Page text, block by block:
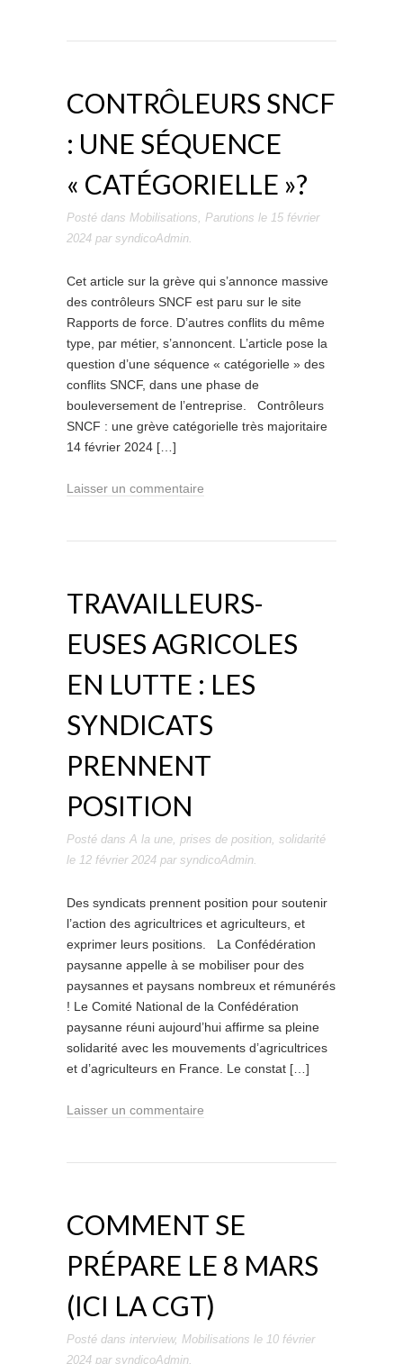
CONTRÔLEURS SNCF
: UNE SÉQUENCE
« CATÉGORIELLE »?
Posté dans Mobilisations, Parutions le 15 février
2024 par syndicoAdmin.
Cet article sur la grève qui s’annonce massive
des contrôleurs SNCF est paru sur le site
Rapports de force. D’autres conflits du même
type, par métier, s’annoncent. L’article pose la
question d’une séquence « catégorielle » des
conflits SNCF, dans une phase de
bouleversement de l’entreprise. Contrôleurs
SNCF : une grève catégorielle très majoritaire
14 février 2024 […]
Laisser un commentaire
TRAVAILLEURS-
EUSES AGRICOLES
EN LUTTE : LES
SYNDICATS
PRENNENT
POSITION
Posté dans A la une, prises de position, solidarité
le 12 février 2024 par syndicoAdmin.
Des syndicats prennent position pour soutenir
l’action des agricultrices et agriculteurs, et
exprimer leurs positions. La Confédération
paysanne appelle à se mobiliser pour des
paysannes et paysans nombreux et rémunérés
! Le Comité National de la Confédération
paysanne réuni aujourd’hui affirme sa pleine
solidarité avec les mouvements d’agricultrices
et d’agriculteurs en France. Le constat […]
Laisser un commentaire
COMMENT SE
PRÉPARE LE 8 MARS
(ICI LA CGT)
Posté dans interview, Mobilisations le 10 février
2024 par syndicoAdmin.